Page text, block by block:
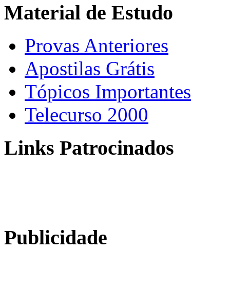
Material de Estudo
Provas Anteriores
Apostilas Grátis
Tópicos Importantes
Telecurso 2000
Links Patrocinados
Publicidade